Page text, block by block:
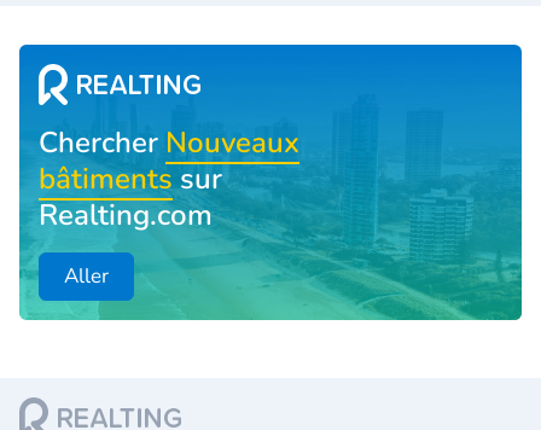
Chercher Nouveaux
bâtimentssur
Realting.com
Aller